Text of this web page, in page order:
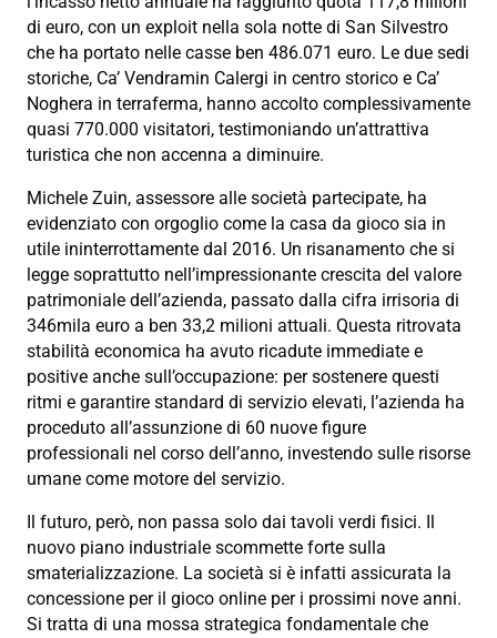
di euro, con un exploit nella sola notte di San Silvestro
che ha portato nelle casse ben 486.071 euro. Le due sedi
storiche, Ca’ Vendramin Calergi in centro storico e Ca’
Noghera in terraferma, hanno accolto complessivamente
quasi 770.000 visitatori, testimoniando un’attrattiva
turistica che non accenna a diminuire.
Michele Zuin, assessore alle società partecipate, ha
evidenziato con orgoglio come la casa da gioco sia in
utile ininterrottamente dal 2016. Un risanamento che si
legge soprattutto nell’impressionante crescita del valore
patrimoniale dell’azienda, passato dalla cifra irrisoria di
346mila euro a ben 33,2 milioni attuali. Questa ritrovata
stabilità economica ha avuto ricadute immediate e
positive anche sull’occupazione: per sostenere questi
ritmi e garantire standard di servizio elevati, l’azienda ha
proceduto all’assunzione di 60 nuove figure
professionali nel corso dell’anno, investendo sulle risorse
umane come motore del servizio.
Il futuro, però, non passa solo dai tavoli verdi fisici. Il
nuovo piano industriale scommette forte sulla
smaterializzazione. La società si è infatti assicurata la
concessione per il gioco online per i prossimi nove anni.
Si tratta di una mossa strategica fondamentale che